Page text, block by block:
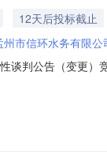
12天后投标截止
州市信环水务有限公
谈判公告（变更
标及售后服务要